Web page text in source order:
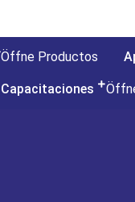
Öffne Productos
Capacitaciones